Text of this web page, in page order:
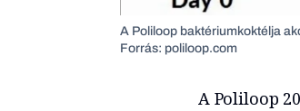
A Poliloop baktériumkoktélja
Forrás: poliloop.com
A Poliloop